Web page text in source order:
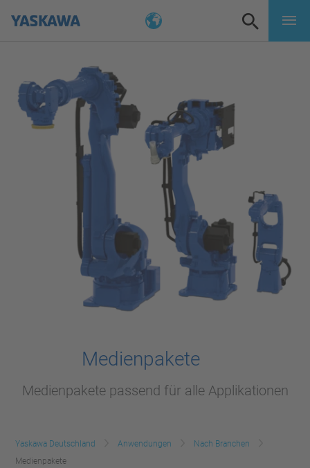
Medienpakete
Medienpakete passend für alle Applikationen
Yaskawa Deutschland Anwendungen
Nach Branchen
Medienpakete